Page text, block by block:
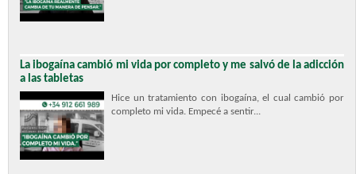
La ibogaína cambió mi vida por completo y me salvó de la adicción
a las tabletas
Hice un tratamiento con ibogaína, el cual cambió por
completo mi vida. Empecé a sentir...